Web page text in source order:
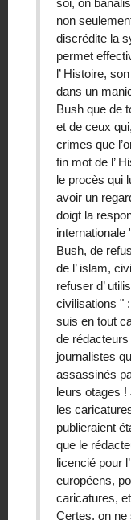
non
discrédite la
permet
l’ Histoire,
dans un
Bush que de
et de ceux
crimes que
fin mot de l’
le procès qui
avoir un
doigt la
internationale
Bush, de
de l’ islam,
refuser d’
civilisations "
suis en tout
de
journalistes
assassinés
leurs otages !
les
publieraient
que le
licencié pour
européens,
caricatures,
Certes, on